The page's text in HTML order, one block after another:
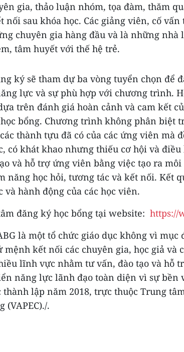
gia, thảo luận nhóm, tọa đàm, thăm
nối sau khóa học. Các giảng viên, cố
chuyên gia hàng đầu và là những nhà
tâm huyết với thế hệ trẻ.
ký sẽ tham dự ba vòng tuyển chọn để
lực và sự phù hợp với chương trình.
trên đánh giá hoàn cảnh và cam kết
học bổng. Chương trình không phân biệt
thành tựu đã có của các ứng viên mà
có khát khao nhưng thiếu cơ hội và
và hỗ trợ ứng viên bằng việc tạo ra
năng học hỏi, tương tác và kết nối. Kết
hành động của các học viên.
đăng ký học bổng tại website: https://
là một tổ chức giáo dục không vì
mệnh kết nối các chuyên gia, học giả và
lĩnh vực nhằm tư vấn, đào tạo và hỗ
năng lực lãnh đạo toàn diện vì sự bền
lập năm 2018, trực thuộc Trung
(VAPEC)./.